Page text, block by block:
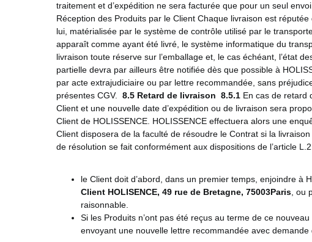
traitement et d’expédition ne sera facturée que pour un seul
Réception des Produits par le Client Chaque livraison est
lui, matérialisée par le système de contrôle utilisé par le
apparaît comme ayant été livré, le système informatique du
livraison toute réserve sur l’emballage et, le cas échéant, l’état
partielle devra par ailleurs être notifiée dès que possible à
par acte extrajudiciaire ou par lettre recommandée, sans
présentes CGV.
8.5 Retard de livraison 8.5.1 En cas de retard
Client et une nouvelle date d’expédition ou de livraison sera
Client de HOLISSENCE. HOLISSENCE effectuera alors une
Client disposera de la faculté de résoudre le Contrat si la
de résolution se fait conformément aux dispositions de l’article
le Client doit d’abord, dans un premier temps, enjoindre à
Client HOLISENCE, 49 rue de Bretagne, 75003Paris , ou
raisonnable.
Si les Produits n’ont pas été reçus au terme de ce
envoyant une nouvelle lettre recommandée avec demande